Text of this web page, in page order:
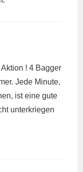
! 4 Bagger
Jede Minute,
ist eine gute
unterkriegen